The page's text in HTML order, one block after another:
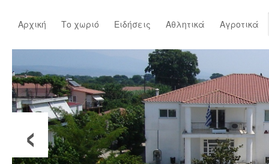
Αρχική Το χωριό Ειδήσεις Αθλητικά Αγροτικά
‹